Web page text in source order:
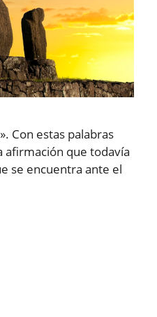
Con estas palabras
afirmación que todavía
se encuentra ante el